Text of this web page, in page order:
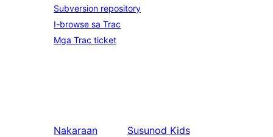
Subversion repository
I-browse sa Trac
Mga Trac ticket
Nakaraan
Susunod Kids